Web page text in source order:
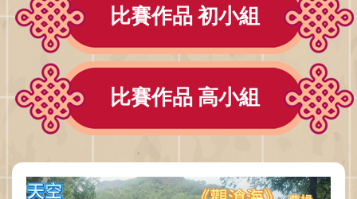
比賽作品 初小組
比賽作品 高小組